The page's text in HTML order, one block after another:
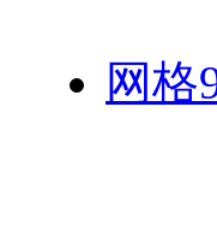
网格